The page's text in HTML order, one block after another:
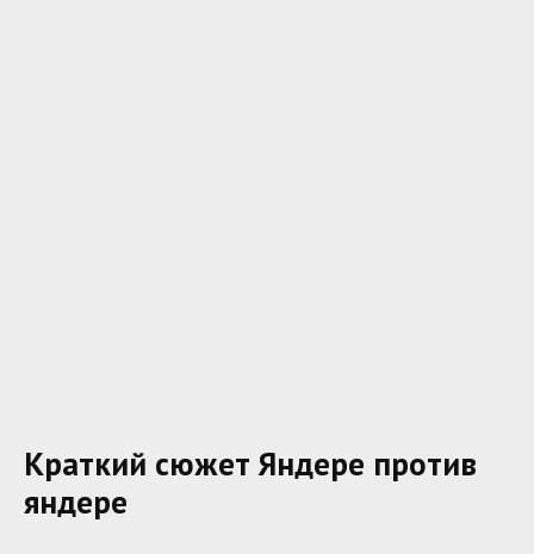
Краткий сюжет Яндере против
яндере